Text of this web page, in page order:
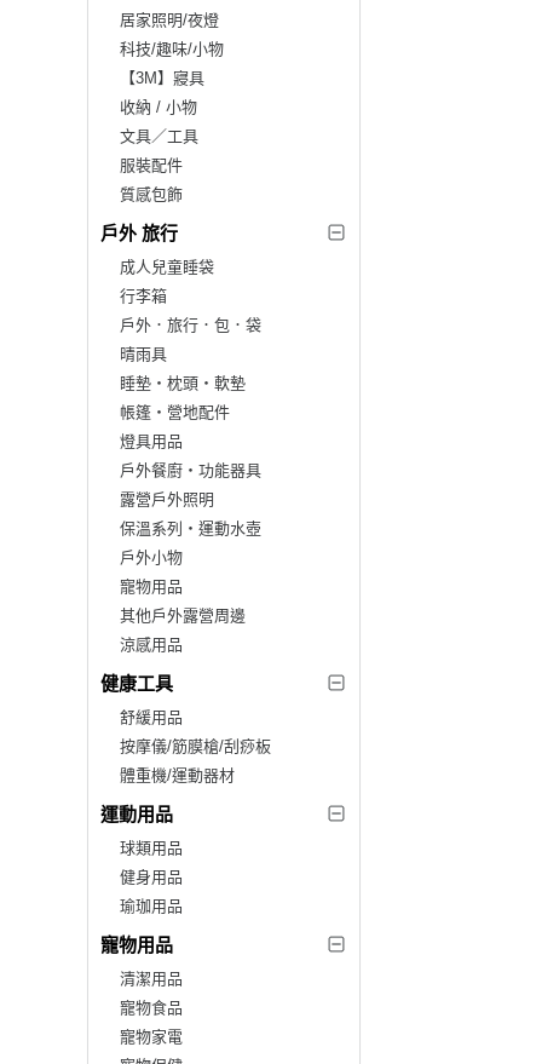
居家照明/夜燈
科技/趣味/小物
【3M】寢具
收納 / 小物
文具／工具
服裝配件
質感包飾
戶外 旅行
成人兒童睡袋
行李箱
戶外．旅行．包．袋
晴雨具
睡墊‧枕頭‧軟墊
帳篷‧營地配件
燈具用品
戶外餐廚‧功能器具
露營戶外照明
保溫系列‧運動水壺
戶外小物
寵物用品
其他戶外露營周邊
涼感用品
健康工具
舒緩用品
按摩儀/筋膜槍/刮痧板
體重機/運動器材
運動用品
球類用品
健身用品
瑜珈用品
寵物用品
清潔用品
寵物食品
寵物家電